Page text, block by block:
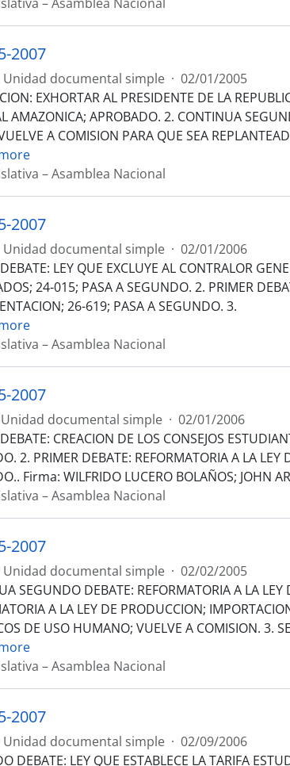
2007
Unidad documental simple · 02/01/2005
EXHORTAR AL PRESIDENTE DE LA
AMAZONICA; APROBADO. 2. CONTINUA
A COMISION PARA QUE SEA
– Asamblea Nacional
2007
Unidad documental simple · 02/01/2006
LEY QUE EXCLUYE AL CONTRALOR
24-015; PASA A SEGUNDO. 2. PRIMER
26-619; PASA A SEGUNDO. 3.
– Asamblea Nacional
2007
Unidad documental simple · 02/01/2006
CREACION DE LOS CONSEJOS
2. PRIMER DEBATE: REFORMATORIA A LA
Firma: WILFRIDO LUCERO BOLAÑOS; JOHN
– Asamblea Nacional
2007
Unidad documental simple · 02/02/2005
SEGUNDO DEBATE: REFORMATORIA A LA
A LA LEY DE PRODUCCION;
DE USO HUMANO; VUELVE A COMISION. 3.
– Asamblea Nacional
2007
Unidad documental simple · 02/09/2006
DEBATE: LEY QUE ESTABLECE LA TARIFA